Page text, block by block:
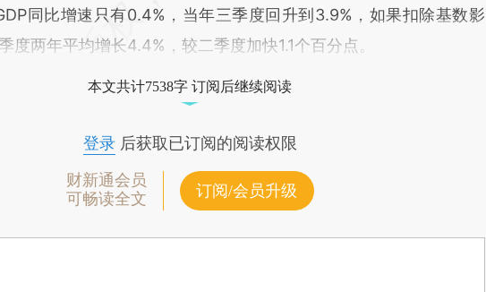
同比增速只有0.4%，当年三季度回升到3.9%，如果扣除基数影
度两年平均增长4.4%，较二季度加快1.1个百分点。
本文共计7538字 订阅后继续阅读
登录后获取已订阅的阅读权限
财新通会员
可畅读全文
订阅/会员升级